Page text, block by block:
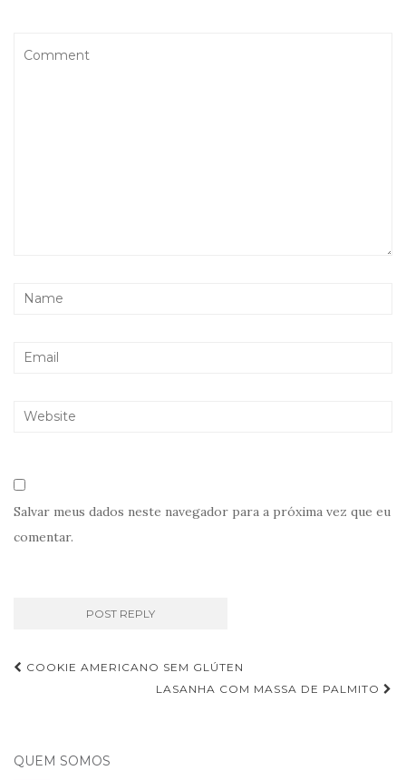
Salvar meus dados neste navegador para a próxima vez que eu
comentar.
Navegação
COOKIE AMERICANO SEM GLÚTEN
LASANHA COM MASSA DE PALMITO
QUEM SOMOS